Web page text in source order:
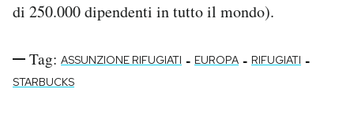
di 250.000 dipendenti in tutto il mondo).
Tag: ASSUNZIONE RIFUGIATI - EUROPA - RIFUGIATI -
STARBUCKS